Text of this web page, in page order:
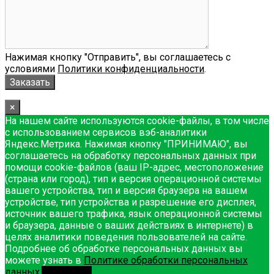
Нажимая кнопку "Отправить", вы соглашаетесь с
условиями Политики конфиденциальности.
×
На нашем сайте используются cookie-файлы, в том числе
с использованием сервисов вэб-аналитики
Яндекс.Метрика. Нажимая кнопку "ПРИНИМАЮ", вы
соглашаетесь на обработку персональных данных при
помощи cookie-файлов (ваш IP-адрес, местоположение
(страна или город), тип и версия операционной системы
вашего устройства, тип и версия браузера на вашем
устройстве, тип устройства и разрешение его дисплея,
источник вашего трафика, язык операционной системы
и браузера, данные о ваших действиях в интернете) в
целях аналитики поведения пользователей на сайте.
Подробнее об обработке персональных данных вы
можете узнать в Политике обработки персональных